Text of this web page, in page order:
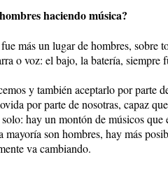
haciendo música?
más un lugar de hombres, sobre
o voz: el bajo, la batería, siempre
y también aceptarlo por parte
por parte de nosotras, capaz
hay un montón de músicos que
son hombres, hay más
va cambiando.